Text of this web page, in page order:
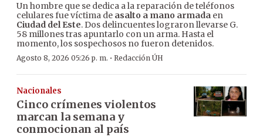
Un hombre que se dedica a la reparación de teléfonos
celulares fue víctima de asalto a mano armada en
Ciudad del Este. Dos delincuentes lograron llevarse G.
58 millones tras apuntarlo con un arma. Hasta el
momento, los sospechosos no fueron detenidos.
Agosto 8, 2026 05:26 p. m. · Redacción ÚH
Nacionales
Cinco crímenes violentos
marcan la semana y
conmocionan al país